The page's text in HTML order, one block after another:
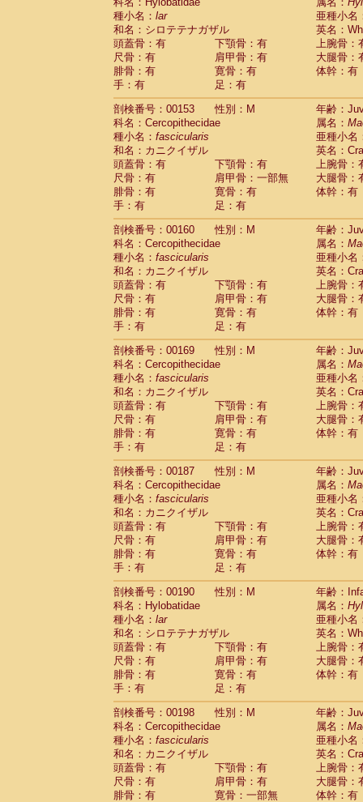
種小名： lar
亜種小名
和名：シロテテナガザル
英名：
頭蓋骨：有
下顎骨：有
上腕骨：
尺骨：有
肩甲骨：有
大腿骨：
腓骨：有
寛骨：有
体幹：有
手：有
足：有
剖検番号：00153
性別：M
年齢：
科名：Cercopithecidae
属名：
種小名： fascicularis
亜種小名
和名：カニクイザル
英名：
頭蓋骨：有
下顎骨：有
上腕骨：
尺骨：有
肩甲骨：一部無
大腿骨：
腓骨：有
寛骨：有
体幹：有
手：有
足：有
剖検番号：00160
性別：M
年齢：
科名：Cercopithecidae
属名：
種小名： fascicularis
亜種小名
和名：カニクイザル
英名：
頭蓋骨：有
下顎骨：有
上腕骨：
尺骨：有
肩甲骨：有
大腿骨：
腓骨：有
寛骨：有
体幹：有
手：有
足：有
剖検番号：00169
性別：M
年齢：
科名：Cercopithecidae
属名：
種小名： fascicularis
亜種小名
和名：カニクイザル
英名：
頭蓋骨：有
下顎骨：有
上腕骨：
尺骨：有
肩甲骨：有
大腿骨：
腓骨：有
寛骨：有
体幹：有
手：有
足：有
剖検番号：00187
性別：M
年齢：
科名：Cercopithecidae
属名：
種小名： fascicularis
亜種小名
和名：カニクイザル
英名：
頭蓋骨：有
下顎骨：有
上腕骨：
尺骨：有
肩甲骨：有
大腿骨：
腓骨：有
寛骨：有
体幹：有
手：有
足：有
剖検番号：00190
性別：M
年齢：
科名：Hylobatidae
属名：
種小名： lar
亜種小名
和名：シロテテナガザル
英名：
頭蓋骨：有
下顎骨：有
上腕骨：
尺骨：有
肩甲骨：有
大腿骨：
腓骨：有
寛骨：有
体幹：有
手：有
足：有
剖検番号：00198
性別：M
年齢：
科名：Cercopithecidae
属名：
種小名： fascicularis
亜種小名
和名：カニクイザル
英名：
頭蓋骨：有
下顎骨：有
上腕骨：
尺骨：有
肩甲骨：有
大腿骨：
腓骨：有
寛骨：一部無
体幹：有